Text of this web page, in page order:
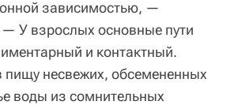
зависимостью, —
— У взрослых основные пути
и контактный.
пищу несвежих, обсемененных
воды из сомнительных